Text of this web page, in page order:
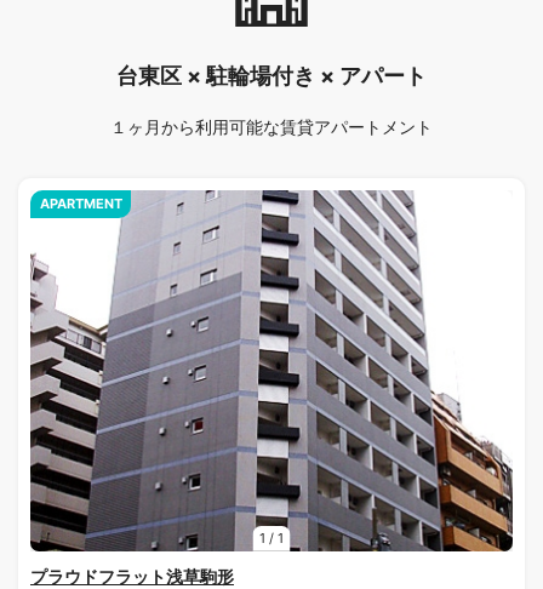
台東区 × 駐輪場付き × アパート
１ヶ月から利用可能な賃貸アパートメント
1 / 1
APARTMENT
プラウドフラット浅草駒形